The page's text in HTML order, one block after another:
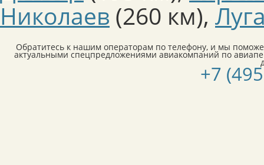
Николаев (260 км),
Обратитесь к нашим операторам по телефону, и мы
актуальными спецпредложениями авиакомпаний по
+7